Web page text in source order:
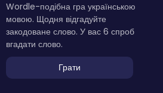
Wordle-подібна гра українською
мовою. Щодня відгадуйте
закодоване слово. У вас 6 спроб
вгадати слово.
Грати